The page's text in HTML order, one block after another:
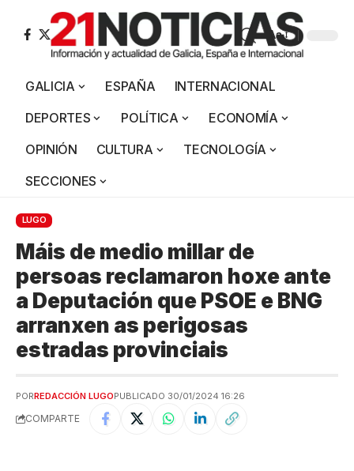
Aa
GALICIA ESPAÑA
INTERNACIONAL
DEPORTES
POLÍTICA
ECONOMÍA
OPINIÓN
CULTURA
TECNOLOGÍA
SECCIONES
LUGO
Máis de medio millar de
persoas reclamaron hoxe ante
a Deputación que PSOE e BNG
arranxen as perigosas
estradas provinciais
PORREDACCIÓN LUGOPUBLICADO 30/01/2024 16:26
COMPARTE